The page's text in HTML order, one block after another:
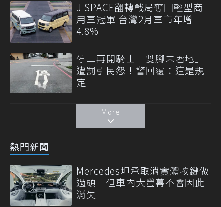
J SPACE翻轉戰局奪回輕型商
用車冠軍 台灣2月車市年增
4.8%
停車再開騎士「雙腳未著地」
遭罰引民怨！警回覆：這是規
定
More
熱門新聞
Mercedes坦承取消實體按鍵做
過頭 但車內大螢幕不會因此
消失